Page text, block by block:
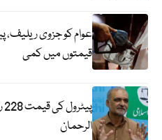
عوام کو جزوی ریلیف،
قیمتوں میں کمی
الرحمان